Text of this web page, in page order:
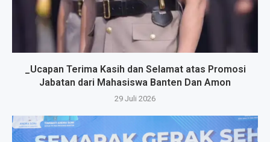
_Ucapan Terima Kasih dan Selamat atas Promosi
Jabatan dari Mahasiswa Banten Dan Amon
29 Juli 2026